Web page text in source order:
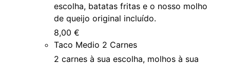
escolha, batatas fritas e o nosso molho
de queijo original incluído.
8,00 €
Taco Medio 2 Carnes
2 carnes à sua escolha, molhos à sua